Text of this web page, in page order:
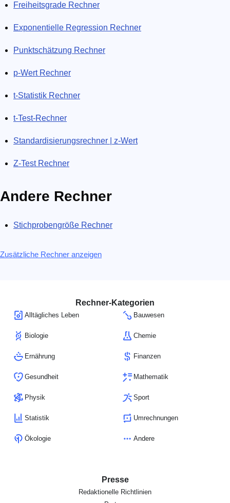
Freiheitsgrade Rechner
Exponentielle Regression Rechner
Punktschätzung Rechner
p-Wert Rechner
t-Statistik Rechner
t-Test-Rechner
Standardisierungsrechner | z-Wert
Z-Test Rechner
Andere Rechner
Stichprobengröße Rechner
Zusätzliche Rechner anzeigen
Rechner-Kategorien
Alltägliches Leben Bauwesen
Biologie Chemie
Ernährung Finanzen
Gesundheit Mathematik
Physik Sport
Statistik Umrechnungen
Ökologie Andere
Presse
Redaktionelle Richtlinien